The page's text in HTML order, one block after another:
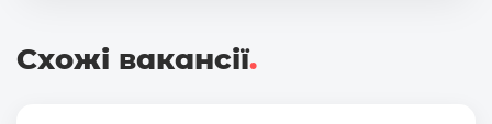
Схожі вакансії.